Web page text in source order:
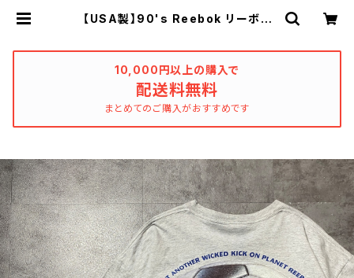
【USA製】90's Reebok リーボッ
ト シングルステッチ グレー Tシ
ャツ | used_clothing_katharsi
s
10,000円以上の購入で
配送料無料
まとめてのご購入がおすすめです